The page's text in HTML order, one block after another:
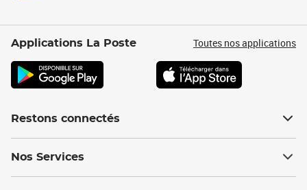
Applications La Poste Toutes nos applications
Restons connectés
Nos Services